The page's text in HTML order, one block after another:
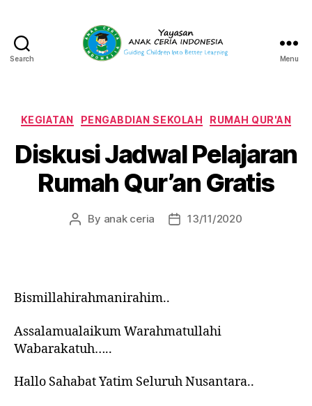
Search
Indonesia
Menu
Categories
KEGIATAN PENGABDIAN SEKOLAH RUMAH QUR'AN
Diskusi Jadwal Pelajaran
Rumah Qur’an Gratis
Post
By anak ceria
Post13/11/2020
Bismillahirahmanirahim..
Assalamualaikum Warahmatullahi
Wabarakatuh…..
Hallo Sahabat Yatim Seluruh Nusantara..